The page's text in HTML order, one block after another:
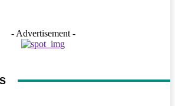
- Advertisement -